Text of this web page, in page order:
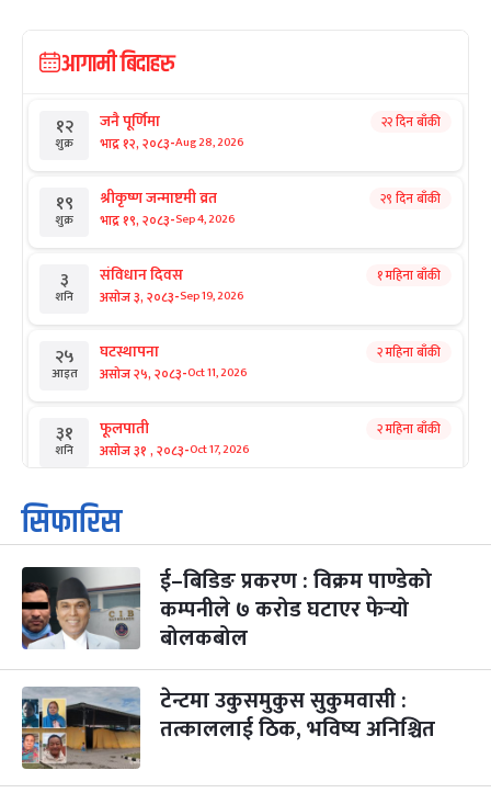
आगामी बिदाहरु
१२
शुक्र
जनै पूर्णिमा
भाद्र १२, २०८३-Aug 28, 2026
२२ दिन बाँकी
१९
शुक्र
श्रीकृष्ण जन्माष्टमी व्रत
भाद्र १९, २०८३-Sep 4, 2026
२९ दिन बाँकी
३
शनि
संविधान दिवस
असोज ३, २०८३-Sep 19, 2026
१ महिना बाँकी
२५
आइत
घटस्थापना
असोज २५, २०८३-Oct 11, 2026
२ महिना बाँकी
३१
शनि
फूलपाती
असोज ३१ , २०८३-Oct 17, 2026
२ महिना बाँकी
१
आइत
कार्तिक सङ्क्रान्ति
कार्तिक १, २०८३
३
मंगल
महानवमी
कार्तिक ३, २०८३-Oct 20, 2026
२ महिना बाँकी
४
५
बिहि
पापा‌ङ्कुशा एकादशी व्रत
कार्तिक ५, २०८३
२ महिना बाँकी
सिफारिस
ई–बिडिङ प्रकरण : विक्रम पाण्डेको
कम्पनीले ७ करोड घटाएर फेर्‍यो
बोलकबोल
टेन्टमा उकुसमुकुस सुकुमवासी :
तत्काललाई ठिक, भविष्य अनिश्चित